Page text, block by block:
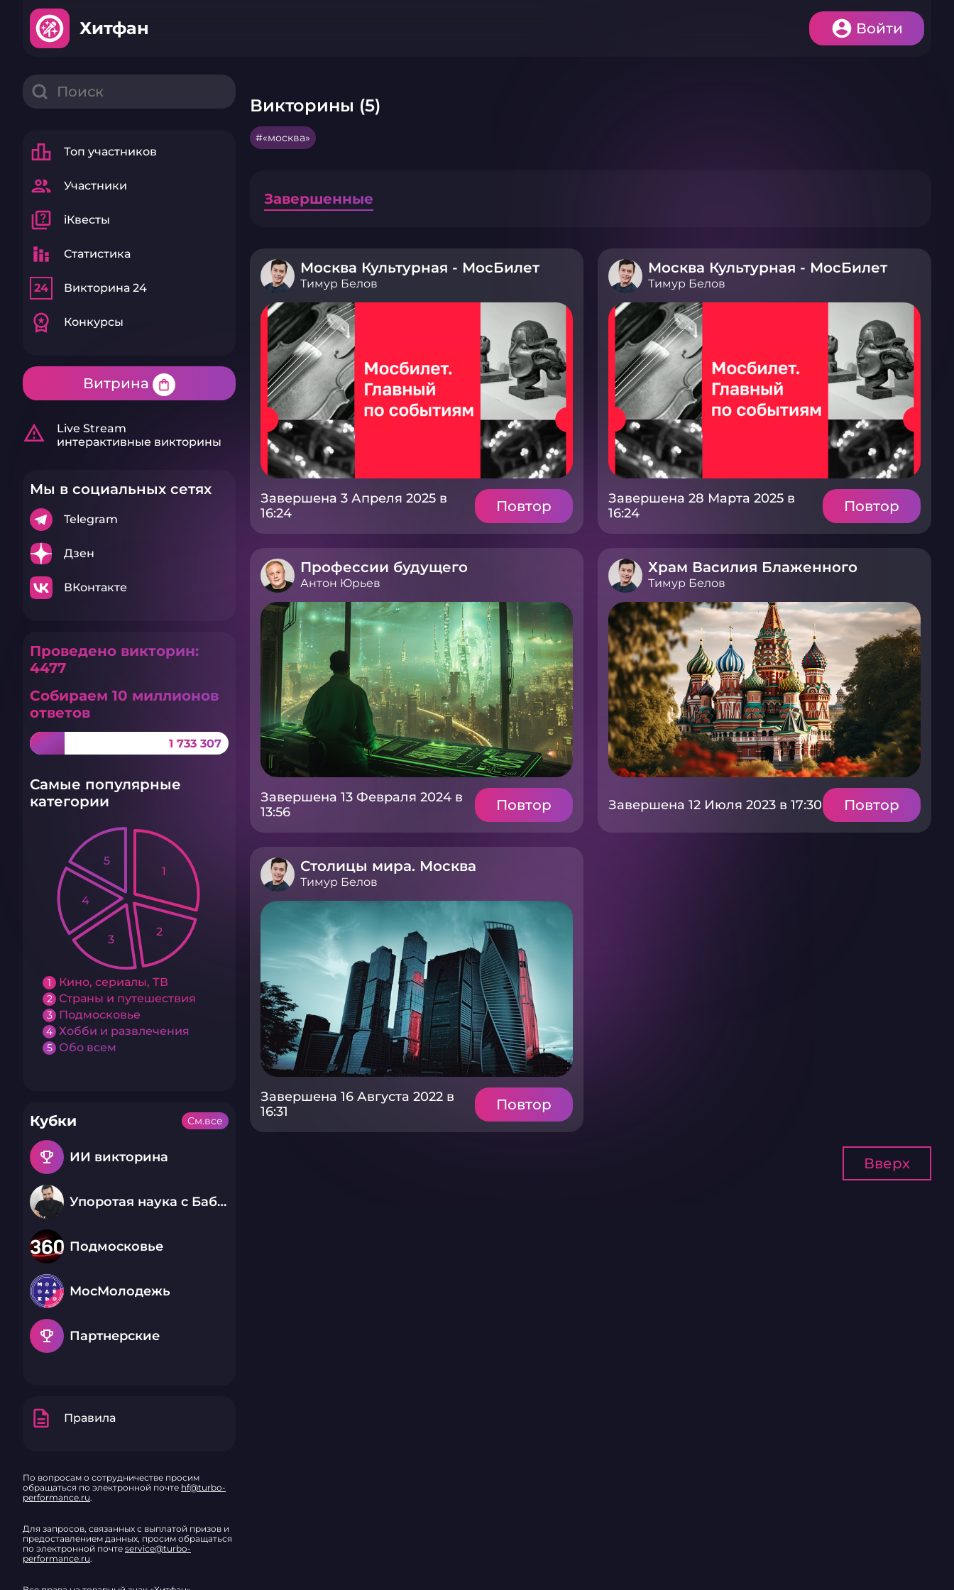
Хитфан Войти
leaderboard Топ участников
group Участники
quiz iКвесты
stacked_bar_chart Статистика
24 Викторина 24
workspace_premium Конкурсы
Витрина shopping_bag
warning_amber
Live Stream
интерактивные викторины
Мы в социальных сетях
Telegram
Дзен
ВКонтакте
Проведено викторин:
4477
Собираем 10 миллионов
ответов
1 733 307
Самые популярные
категории
1 Кино, сериалы, ТВ
2 Страны и путешествия
3 Подмосковье
4 Хобби и развлечения
5 Обо всем
1
2
3
4
5
Кубки
emoji_events ИИ викторина
Упоротая наука с Бабаем Лютым
Подмосковье
МосМолодежь
emoji_events Партнерские
См.все
description Правила
По вопросам о сотрудничестве просим
обращаться по электронной почте hf@turbo-
performance.ru.
Для запросов, связанных с выплатой призов и
предоставлением данных, просим обращаться
по электронной почте service@turbo-
performance.ru.
Викторины (5)
«москва»
Завершенные
Москва Культурная - МосБилет
Тимур Белов
Завершена 3 Апреля 2025 в
16:24
Повтор
Москва Культурная - МосБилет
Тимур Белов
Завершена 28 Марта 2025 в
16:24
Повтор
Профессии будущего
Антон Юрьев
Завершена 13 Февраля 2024 в
13:56
Повтор
Храм Василия Блаженного
Тимур Белов
Завершена 12 Июля 2023 в 17:30 Повтор
Столицы мира. Москва
Тимур Белов
Завершена 16 Августа 2022 в
16:31
Повтор
Вверх